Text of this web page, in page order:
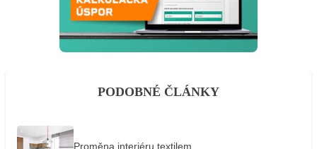
PODOBNÉ ČLÁNKY
Proměna interiéru textilem